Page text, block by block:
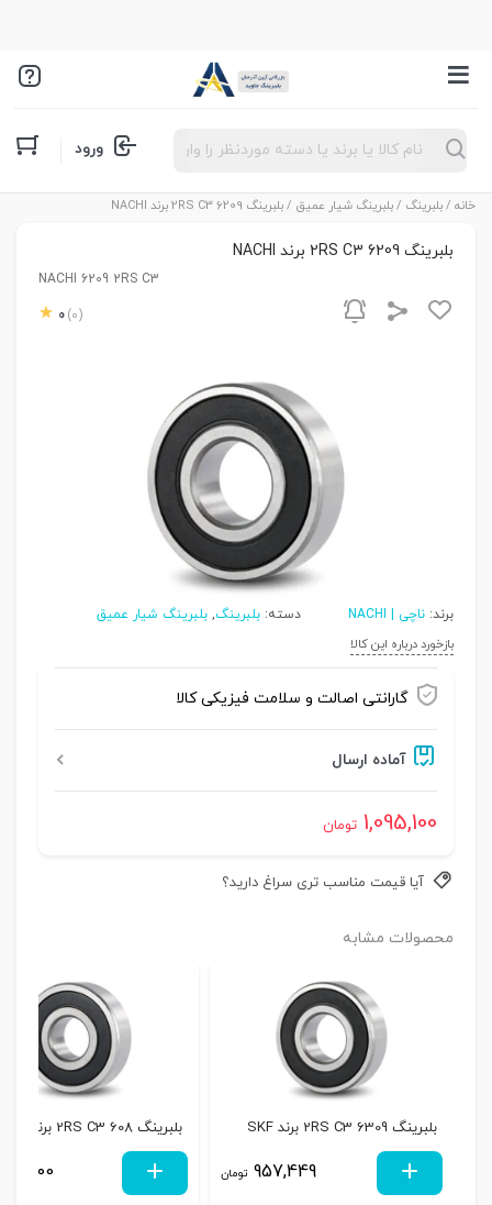
Products
search ورود
خانه /بلبرینگ /بلبرینگ شیار عمیق / بلبرینگ 6209 2RS C3 برند NACHI
بلبرینگ 6209 2RS C3 برند NACHI
NACHI 6209 2RS C3
0 (0)
برند: ناچی | NACHI دسته: بلبرینگ, بلبرینگ شیار عمیق
بازخورد درباره این کالا
گارانتی اصالت و سلامت فیزیکی کالا
آماده ارسال
1,095,100 تومان
آیا قیمت مناسب تری سراغ دارید؟
محصولات مشابه
بلبرینگ 6309 2RS C3 برند SKF
957,449 تومان
بلبرینگ 608 2RS C3 برند SKF
125,000